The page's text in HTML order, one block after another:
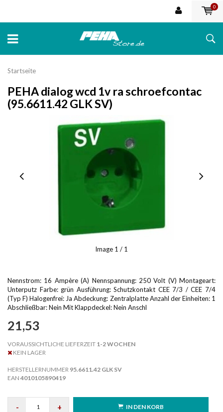
0
Startseite
PEHA dialog wcd 1v ra schroefcontac
(95.6611.42 GLK SV)
Image 1 / 1
Nennstrom: 16 Ampère (A) Nennspannung: 250 Volt (V) Montageart:
Unterputz Farbe: grün Ausführung: Schutzkontakt CEE 7/3 / CEE 7/4
(Typ F) Halogenfrei: Ja Abdeckung: Zentralplatte Anzahl der Einheiten: 1
Abschließbar: Nein Mit Klappdeckel: Nein Anschl
21,53
VORAUSSICHTLICHE LIEFERZEIT 1-2 WOCHEN
KEIN LAGER
HERSTELLERNUMMER 95.6611.42 GLK SV
EAN 4010105890419
- + IN DEN KORB